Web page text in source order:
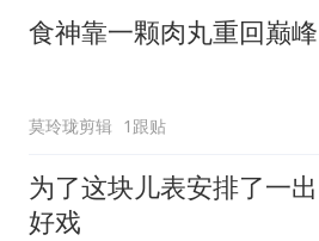
食神靠一颗肉丸重回巅峰
莫玲珑剪辑 1跟贴
为了这块儿表安排了一出
好戏